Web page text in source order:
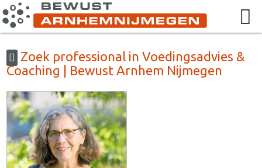
Zoek professional in Voedingsadvies &
Coaching | Bewust Arnhem Nijmegen